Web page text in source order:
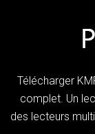
Télécharger
complet. Un
des lecteurs